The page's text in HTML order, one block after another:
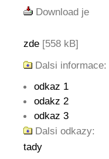
Download je
zde [558 kB]
Dalsi informace:
odkaz 1
odakz 2
odkaz 3
Dalsi odkazy:
tady